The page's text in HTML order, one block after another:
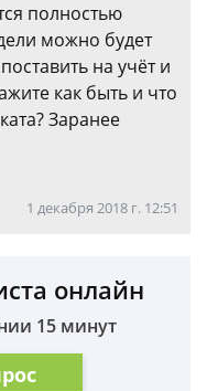
полностью
можно будет
на учёт и
как быть и что
Заранее
1 декабря 2018 г. 12:51
онлайн
15 минут